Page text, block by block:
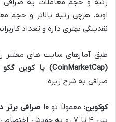
اونه. هرچی رتبه بالاتر و حجم
نقدینگی بهتری داره و تعداد
طبق آمارهای سایت های معتبر
(CoinMarketCap) یا کوین گکو (CoinGecko)
صرافی به شرح زیره:
کوکوین:معمولاً تو۱۰ صرافی برتر دنیا